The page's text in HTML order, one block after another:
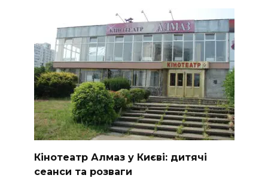
Кінотеатр Алмаз у Києві: дитячі
сеанси та розваги